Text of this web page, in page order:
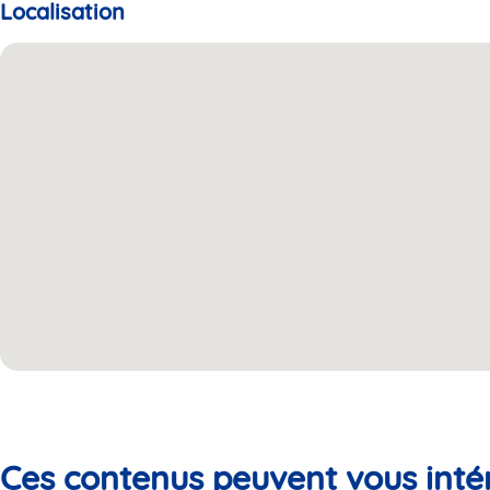
Localisation
Ces contenus peuvent vous